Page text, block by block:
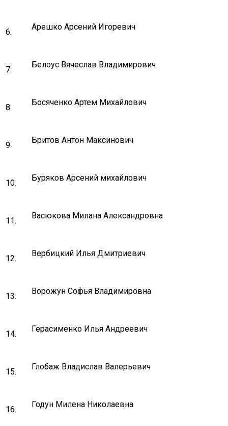
6.
Арешко Арсений Игоревич
7.
Белоус Вячеслав Владимирович
8.
Босяченко Артем Михайлович
9.
Бритов Антон Максинович
10.
Буряков Арсений михайлович
11.
Васюкова Милана Александровна
12.
Вербицкий Илья Дмитриевич
13.
Ворожун Софья Владимировна
14.
Герасименко Илья Андреевич
15.
Глобаж Владислав Валерьевич
16.
Годун Милена Николаевна